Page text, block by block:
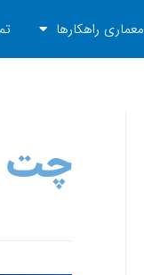
معماری راهکارها
چت